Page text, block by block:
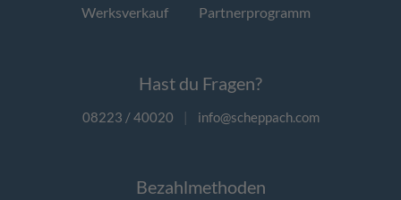
Werksverkauf
Partnerprogramm
Hast du Fragen?
08223 / 40020 | info@scheppach.com
Bezahlmethoden